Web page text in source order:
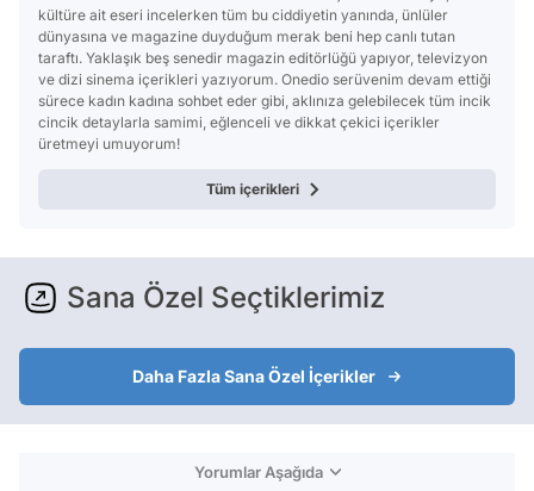
kültüre ait eseri incelerken tüm bu ciddiyetin yanında, ünlüler
dünyasına ve magazine duyduğum merak beni hep canlı tutan
taraftı. Yaklaşık beş senedir magazin editörlüğü yapıyor, televizyon
ve dizi sinema içerikleri yazıyorum. Onedio serüvenim devam ettiği
sürece kadın kadına sohbet eder gibi, aklınıza gelebilecek tüm incik
cincik detaylarla samimi, eğlenceli ve dikkat çekici içerikler
üretmeyi umuyorum!
Tüm içerikleri
Sana Özel Seçtiklerimiz
Daha Fazla Sana Özel İçerikler
Yorumlar Aşağıda